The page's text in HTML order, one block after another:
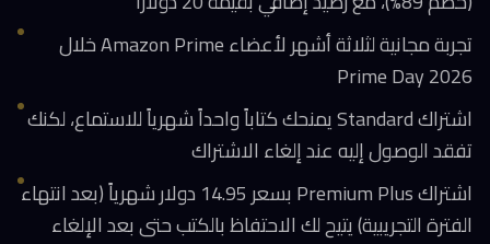
تجربة مجانية لثلاثة أشهر لأعضاء Amazon Prime خلال
Prime Day 2026
اشتراك Standard يمنحك كتاباً واحداً شهرياً للاستماع، لكنك
تفقد الوصول إليه عند إلغاء الاشتراك
اشتراك Premium Plus بسعر 14.95 دولار شهرياً (بعد انتهاء
الفترة التجريبية) يتيح لك الاحتفاظ بالكتب حتى بعد الإلغاء